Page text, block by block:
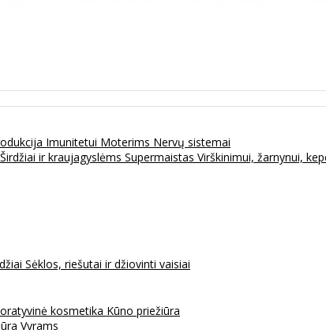
Imunitetui Moterims Nervų sistemai
Širdžiai ir kraujagyslėms Supermaistas Virškinimui, žarnynui,
Sėklos, riešutai ir džiovinti vaisiai
kosmetika Kūno priežiūra
Vyrams